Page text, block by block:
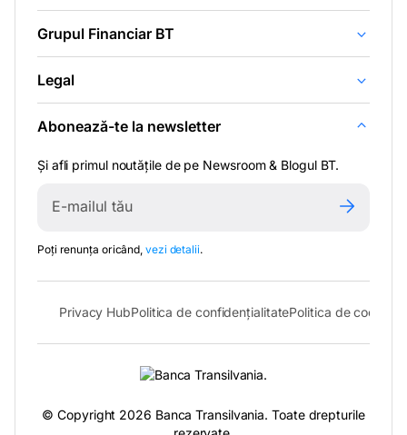
Grupul Financiar BT
Legal
Abonează-te la newsletter
Și afli primul noutățile de pe Newsroom & Blogul BT.
Poți renunța oricând,vezi detalii.
Privacy HubPolitica de confidențialitatePolitica de cookies
© Copyright 2026 Banca Transilvania. Toate drepturile